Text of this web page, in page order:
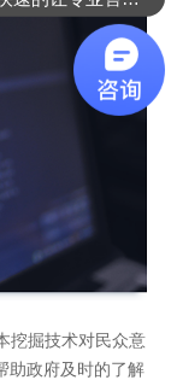
挖掘技术对民众意
助政府及时的了解
如何快速联系人工客服？